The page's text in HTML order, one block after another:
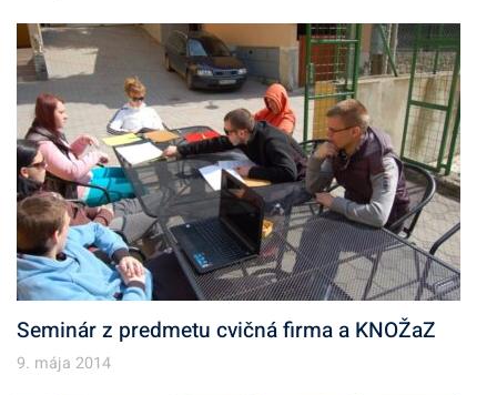
Seminár z predmetu cvičná firma a KNOŽaZ
9. mája 2014